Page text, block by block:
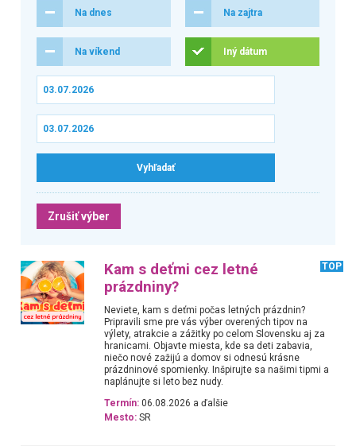
Na dnes Na zajtra
Na víkend Iný dátum
Zrušiť výber
Kam s deťmi cez letné
prázdniny?
TOP
Neviete, kam s deťmi počas letných prázdnin?
Pripravili sme pre vás výber overených tipov na
výlety, atrakcie a zážitky po celom Slovensku aj za
hranicami. Objavte miesta, kde sa deti zabavia,
niečo nové zažijú a domov si odnesú krásne
prázdninové spomienky. Inšpirujte sa našimi tipmi a
naplánujte si leto bez nudy.
Termín: 06.08.2026 a ďalšie
Mesto: SR